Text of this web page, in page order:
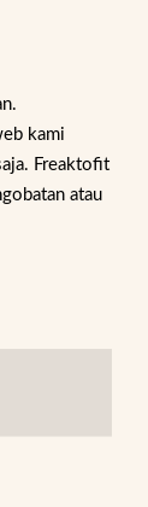
kami
Freaktofit
atau